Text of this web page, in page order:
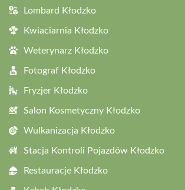
Lombard Kłodzko
Kwiaciarnia Kłodzko
Weterynarz Kłodzko
Fotograf Kłodzko
Fryzjer Kłodzko
Salon Kosmetyczny Kłodzko
Wulkanizacja Kłodzko
Stacja Kontroli Pojazdów Kłodzko
Restauracje Kłodzko